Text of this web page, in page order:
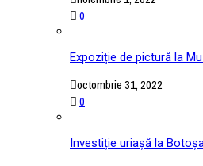
0
Expoziție de pictură la
octombrie 31, 2022
0
Investiție uriașă la